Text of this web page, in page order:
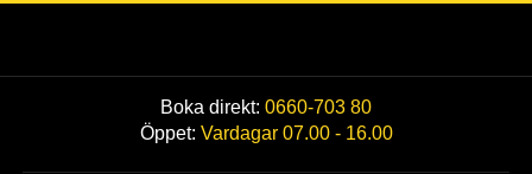
Boka direkt: 0660-703 80
Öppet: Vardagar 07.00 - 16.00